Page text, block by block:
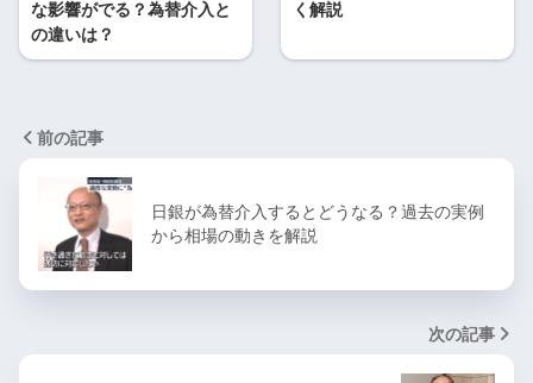
な影響がでる？為替介入と
の違いは？
く解説
前の記事
日銀が為替介入するとどうなる？過去の実例
から相場の動きを解説
次の記事